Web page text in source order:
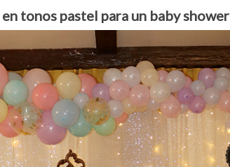
tonos pastel para un baby shower